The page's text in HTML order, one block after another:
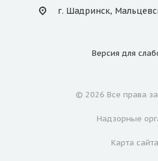
г. Шадринск,
Версия для
© 2026 Все права
Надзорные
Карта сайта